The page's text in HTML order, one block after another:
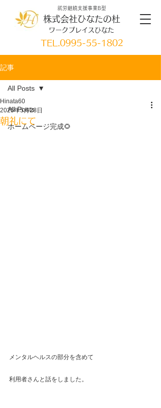
就労継続支援事業B型
株式会社ひなたの杜
ワークプレイスひなた
TEL. 0995-55-1802
記事
All Posts
ホームページ完成🌻
All Posts
朝礼にて
Hinata60
2025年5月28日
メンタルヘルスの部分を含めて
利用者さんと話をしました。